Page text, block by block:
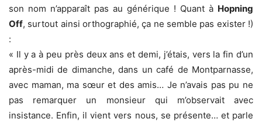
son nom n’apparaît pas au générique ! Quant à Hopning
Off, surtout ainsi orthographié, ça ne semble pas exister !)
:
« Il y a à peu près deux ans et demi, j’étais, vers la fin d’un
après-midi de dimanche, dans un café de Montparnasse,
avec maman, ma sœur et des amis… Je n’avais pas pu ne
pas remarquer un monsieur qui m’observait avec
insistance. Enfin, il vient vers nous, se présente… et parle